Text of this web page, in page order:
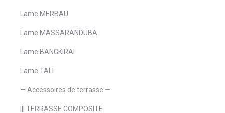
Lame MERBAU
Lame MASSARANDUBA
Lame BANGKIRAI
Lame TALI
— Accessoires de terrasse —
||| TERRASSE COMPOSITE